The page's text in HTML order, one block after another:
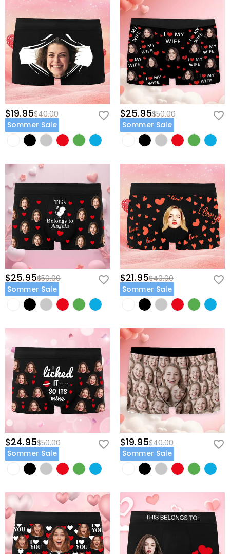
$19.95$40.00
Sommer Sale
$25.95$50.00
Sommer Sale
$25.95$50.00
Sommer Sale
$21.95$40.00
Sommer Sale
$24.95$50.00
Sommer Sale
$19.95$40.00
Sommer Sale